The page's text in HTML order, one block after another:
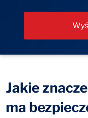
Jakie
ma